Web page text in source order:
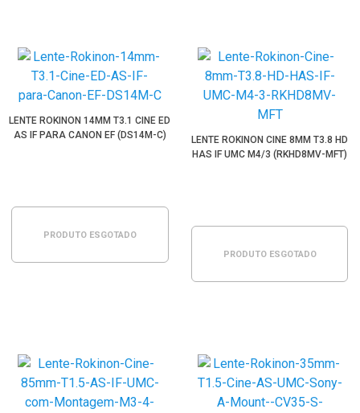
LENTE ROKINON 14MM T3.1 CINE ED
AS IF PARA CANON EF (DS14M-C)
PRODUTO ESGOTADO
LENTE ROKINON CINE 8MM T3.8 HD
HAS IF UMC M4/3 (RKHD8MV-MFT)
PRODUTO ESGOTADO